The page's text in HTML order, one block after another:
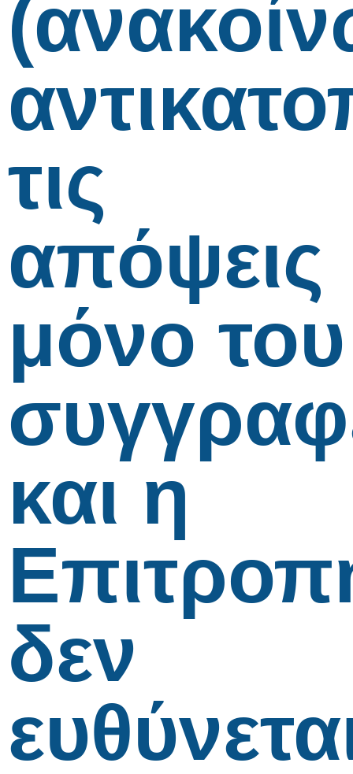
τις
απόψεις
μόνο του
και η
δεν